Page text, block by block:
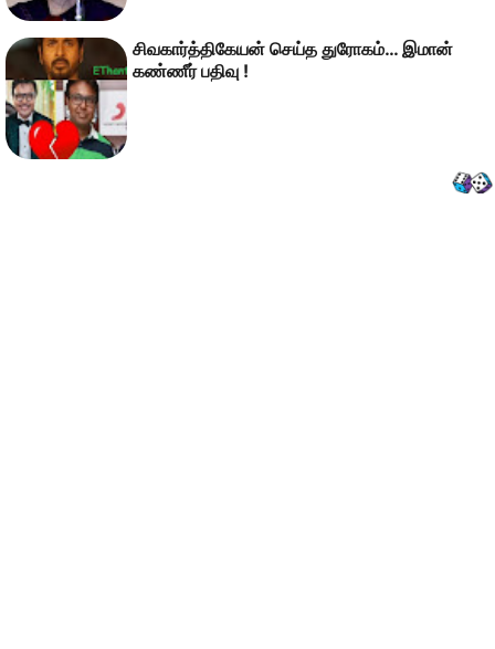
சிவகார்த்திகேயன் செய்த துரோகம்… இமான்
கண்ணீர் பதிவு !